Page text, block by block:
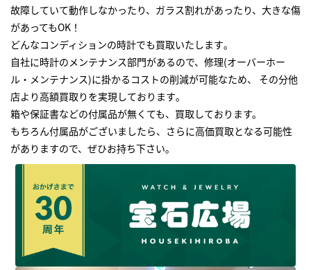
故障していて動作しなかったり、ガラス割れがあったり、大きな傷
があってもOK！
どんなコンディションの時計でも買取いたします｡
自社に時計のメンテナンス部門があるので、修理(オーバーホー
ル・メンテナンス)に掛かるコストの削減が可能なため、 その分他
店より高額買取りを実現しております｡
箱や保証書などの付属品が無くても、買取しております。
もちろん付属品がございましたら、さらに高価買取となる可能性
がありますので、ぜひお持ち下さい｡